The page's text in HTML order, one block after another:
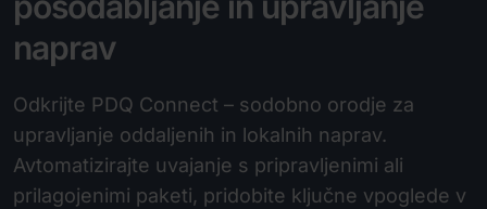
naprav
Odkrijte PDQ Connect – sodobno orodje za
upravljanje oddaljenih in lokalnih naprav.
Avtomatizirajte uvajanje s pripravljenimi ali
prilagojenimi paketi, pridobite ključne vpoglede v